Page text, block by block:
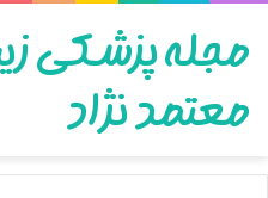
مجله پزشکی
معتمد نژاد